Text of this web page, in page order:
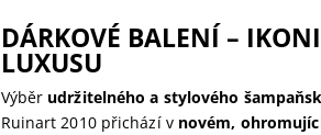
DÁRKOVÉ BALENÍ –
LUXUSU
Výběr udržitelného a stylového
Ruinart 2010 přichází v novém,